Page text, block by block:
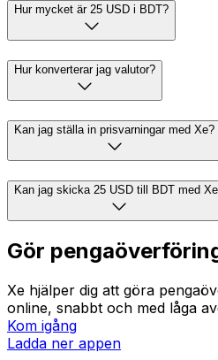
Hur mycket är 25 USD i BDT?
Hur konverterar jag valutor?
Kan jag ställa in prisvarningar med Xe?
Kan jag skicka 25 USD till BDT med
Gör
Xe hjälper dig att göra
online, snabbt och med låga
Kom igång
Ladda ner appen